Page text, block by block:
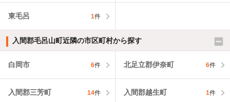
東毛呂 1件
入間郡毛呂山町近隣の市区町村から探す
白岡市 6件 北足立郡伊奈町 6件
入間郡三芳町 14件 入間郡越生町 1件